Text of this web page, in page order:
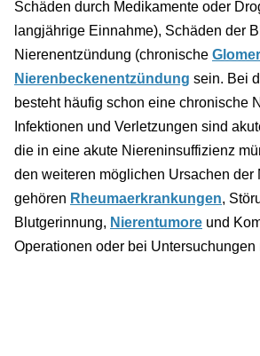
Schäden durch Medikamente oder
langjährige Einnahme), Schäden der
Nierenentzündung (chronische
Nierenbeckenentzündung sein. Bei
besteht häufig schon eine chronische
Infektionen und Verletzungen sind
die in eine akute Niereninsuffizienz
den weiteren möglichen Ursachen der
gehören Rheumaerkrankungen,
Blutgerinnung, Nierentumore und
Operationen oder bei Untersuchungen